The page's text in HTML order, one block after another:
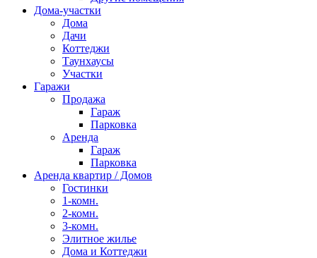
Дома-участки
Дома
Дачи
Коттеджи
Таунхаусы
Участки
Гаражи
Продажа
Гараж
Парковка
Аренда
Гараж
Парковка
Аренда квартир / Домов
Гостинки
1-комн.
2-комн.
3-комн.
Элитное жилье
Дома и Коттеджи